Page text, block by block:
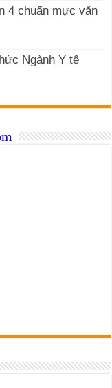
4 chuẩn mực văn
Ngành Y tế